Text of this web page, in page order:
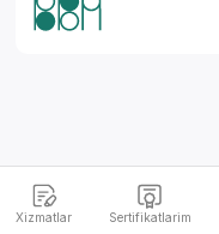
Xizmatlar Sertifikatlarim